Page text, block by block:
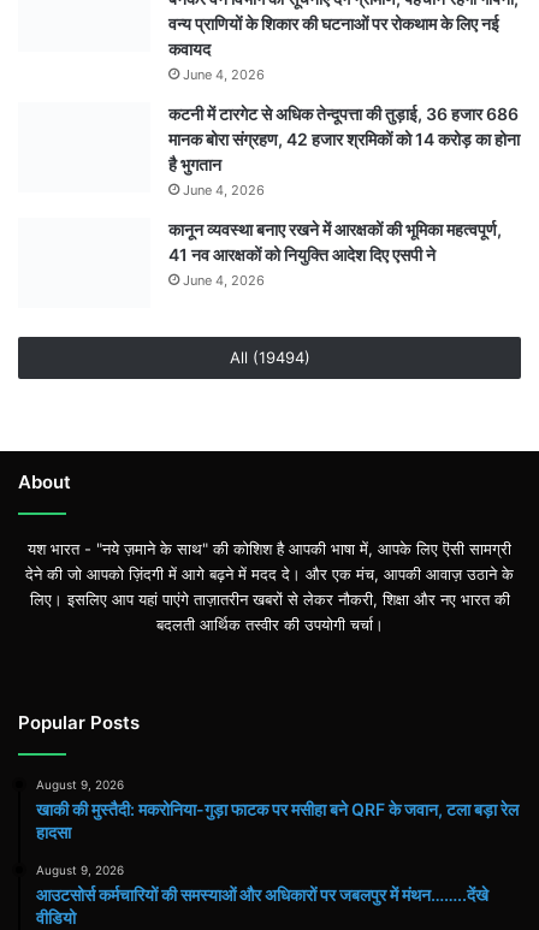
वन्य प्राणियों के शिकार की घटनाओं पर रोकथाम के लिए नई
कवायद
June 4, 2026
कटनी में टारगेट से अधिक तेन्दूपत्ता की तुड़ाई, 36 हजार 686
मानक बोरा संग्रहण, 42 हजार श्रमिकों को 14 करोड़ का होना
है भुगतान
June 4, 2026
कानून व्यवस्था बनाए रखने में आरक्षकों की भूमिका महत्वपूर्ण,
41 नव आरक्षकों को नियुक्ति आदेश दिए एसपी ने
June 4, 2026
All (19494)
About
यश भारत - "नये ज़माने के साथ" की कोशिश है आपकी भाषा में, आपके लिए ऎसी सामग्री
देने की जो आपको ज़िंदगी में आगे बढ़ने में मदद दे। और एक मंच, आपकी आवाज़ उठाने के
लिए। इसलिए आप यहां पाएंगे ताज़ातरीन खबरों से लेकर नौकरी, शिक्षा और नए भारत की
बदलती आर्थिक तस्वीर की उपयोगी चर्चा।
Popular Posts
August 9, 2026
खाकी की मुस्तैदी: मकरोनिया-गुड़ा फाटक पर मसीहा बने QRF के जवान, टला बड़ा रेल
हादसा
August 9, 2026
आउटसोर्स कर्मचारियों की समस्याओं और अधिकारों पर जबलपुर में मंथन……..देंखे
वीडियो